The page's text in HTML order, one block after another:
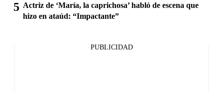
Actriz de ‘María, la caprichosa’ habló de escena que
hizo en ataúd: “Impactante”
PUBLICIDAD